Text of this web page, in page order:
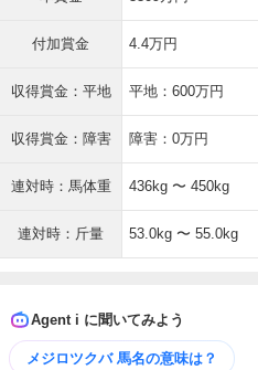
付加賞金 4.4万円
収得賞金：平地 平地：600万円
収得賞金：障害 障害：0万円
連対時：馬体重 436kg 〜 450kg
連対時：斤量 53.0kg 〜 55.0kg
Agent i に聞いてみよう
メジロツクバ 馬名の意味は？